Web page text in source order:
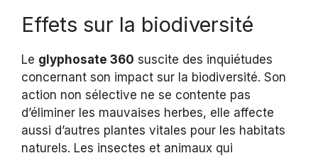
Effets sur la biodiversité
Le glyphosate 360 suscite des inquiétudes
concernant son impact sur la biodiversité. Son
action non sélective ne se contente pas
d’éliminer les mauvaises herbes, elle affecte
aussi d’autres plantes vitales pour les habitats
naturels. Les insectes et animaux qui